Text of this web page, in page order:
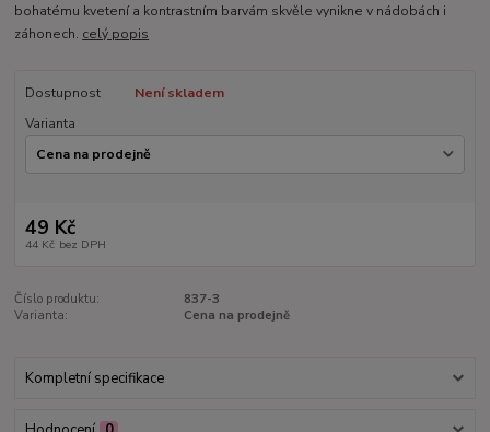
bohatému kvetení a kontrastním barvám skvěle vynikne v nádobách i
záhonech. celý popis
Dostupnost
Není skladem
Varianta
49 Kč
44 Kč bez DPH
Číslo produktu:
837-3
Varianta:
Cena na prodejně
Kompletní specifikace